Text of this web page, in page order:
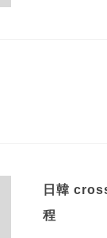
日韓
程